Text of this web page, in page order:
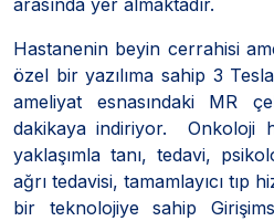
Hastanenin beyin cerrahisi
özel bir yazılıma sahip 3
ameliyat esnasındaki MR
dakikaya indiriyor. Onkoloji
yaklaşımla tanı, tedavi,
ağrı tedavisi, tamamlayıcı tıp
bir teknolojiye sahip